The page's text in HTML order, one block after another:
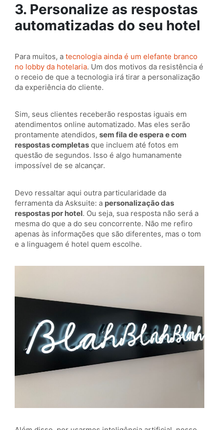
3. Personalize as respostas
automatizadas do seu hotel
Para muitos, a tecnologia ainda é um elefante branco
no lobby da hotelaria. Um dos motivos da resistência é
o receio de que a tecnologia irá tirar a personalização
da experiência do cliente.
Sim, seus clientes receberão respostas iguais em
atendimentos online automatizado. Mas eles serão
prontamente atendidos, sem fila de espera e com
respostas completas que incluem até fotos em
questão de segundos. Isso é algo humanamente
impossível de se alcançar.
Devo ressaltar aqui outra particularidade da
ferramenta da Asksuite: a personalização das
respostas por hotel. Ou seja, sua resposta não será a
mesma do que a do seu concorrente. Não me refiro
apenas às informações que são diferentes, mas o tom
e a linguagem é hotel quem escolhe.